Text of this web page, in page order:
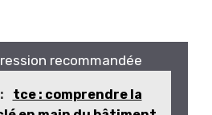
recommandée
tce : comprendre la